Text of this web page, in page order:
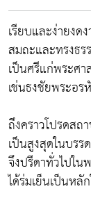
เรียบและง่ายงด
สมถะและทรงธ
เป็นศรีแก่พระศ
เช่นธงชัยพระอร
ถึงคราวโปรดส
เป็นสูงสุดในบรร
จึงปรีดาทั่วไปใน
ได้ร่มเย็นเป็นหลั